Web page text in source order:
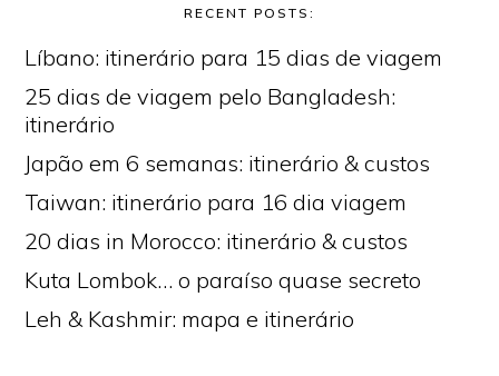
RECENT POSTS:
Líbano: itinerário para 15 dias de viagem
25 dias de viagem pelo Bangladesh:
itinerário
Japão em 6 semanas: itinerário & custos
Taiwan: itinerário para 16 dia viagem
20 dias in Morocco: itinerário & custos
Kuta Lombok… o paraíso quase secreto
Leh & Kashmir: mapa e itinerário